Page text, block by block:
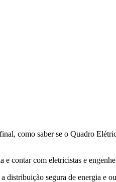
como saber se o Quadro
contar com eletricistas e
segura de energia e